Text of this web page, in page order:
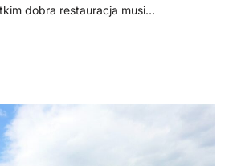
dobra restauracja musi…